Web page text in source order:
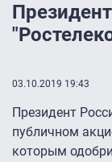
03.10.2019 19:43
Президент
публичном
которым